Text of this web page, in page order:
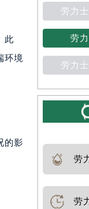
此
环境
的影
劳力
劳
劳力
劳
劳